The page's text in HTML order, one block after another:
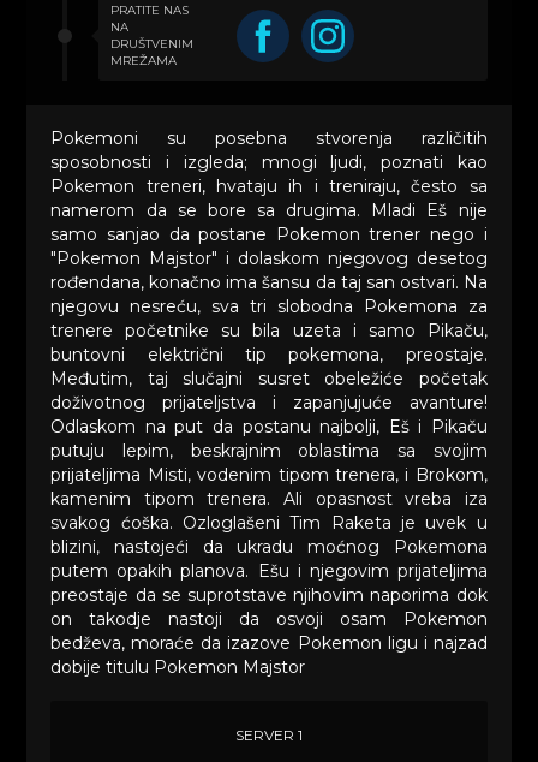
PRATITE NAS
NA
DRUŠTVENIM
MREŽAMA
Pokemoni su posebna stvorenja različitih
sposobnosti i izgleda; mnogi ljudi, poznati kao
Pokemon treneri, hvataju ih i treniraju, često sa
namerom da se bore sa drugima. Mladi Eš nije
samo sanjao da postane Pokemon trener nego i
"Pokemon Majstor" i dolaskom njegovog desetog
rođendana, konačno ima šansu da taj san ostvari. Na
njegovu nesreću, sva tri slobodna Pokemona za
trenere početnike su bila uzeta i samo Pikaču,
buntovni električni tip pokemona, preostaje.
Međutim, taj slučajni susret obeležiće početak
doživotnog prijateljstva i zapanjujuće avanture!
Odlaskom na put da postanu najbolji, Eš i Pikaču
putuju lepim, beskrajnim oblastima sa svojim
prijateljima Misti, vodenim tipom trenera, i Brokom,
kamenim tipom trenera. Ali opasnost vreba iza
svakog ćoška. Ozloglašeni Tim Raketa je uvek u
blizini, nastojeći da ukradu moćnog Pokemona
putem opakih planova. Ešu i njegovim prijateljima
preostaje da se suprotstave njihovim naporima dok
on takodje nastoji da osvoji osam Pokemon
bedževa, moraće da izazove Pokemon ligu i najzad
dobije titulu Pokemon Majstor
SERVER 1